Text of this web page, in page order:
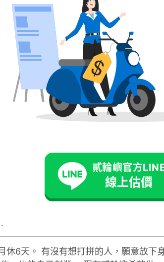
貳輪嶼官方
線上估價
6天。 有沒有想打拼的人，願意放下